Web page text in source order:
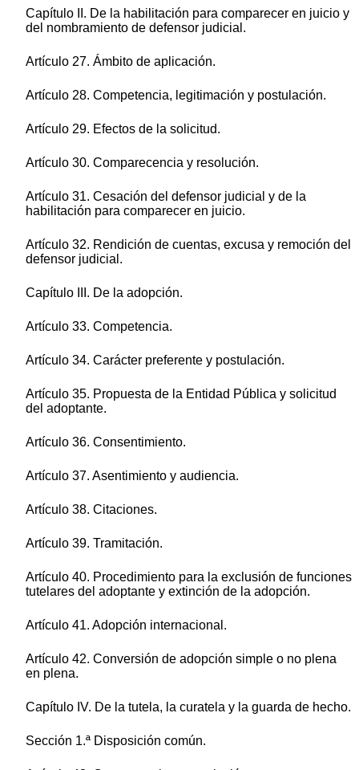
Capítulo II. De la habilitación para comparecer en juicio y
del nombramiento de defensor judicial.
Artículo 27. Ámbito de aplicación.
Artículo 28. Competencia, legitimación y postulación.
Artículo 29. Efectos de la solicitud.
Artículo 30. Comparecencia y resolución.
Artículo 31. Cesación del defensor judicial y de la
habilitación para comparecer en juicio.
Artículo 32. Rendición de cuentas, excusa y remoción del
defensor judicial.
Capítulo III. De la adopción.
Artículo 33. Competencia.
Artículo 34. Carácter preferente y postulación.
Artículo 35. Propuesta de la Entidad Pública y solicitud
del adoptante.
Artículo 36. Consentimiento.
Artículo 37. Asentimiento y audiencia.
Artículo 38. Citaciones.
Artículo 39. Tramitación.
Artículo 40. Procedimiento para la exclusión de funciones
tutelares del adoptante y extinción de la adopción.
Artículo 41. Adopción internacional.
Artículo 42. Conversión de adopción simple o no plena
en plena.
Capítulo IV. De la tutela, la curatela y la guarda de hecho.
Sección 1.ª Disposición común.